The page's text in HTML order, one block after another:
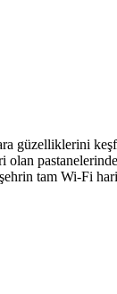
güzelliklerini
tam Wi-Fi